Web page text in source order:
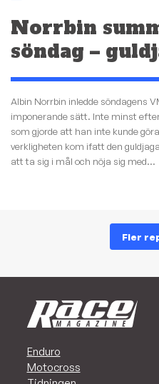
Norrbin
söndag –
Albin Norrbin inledde söndagens
imponerande sätt. Inte minst
som gjorde att han inte kunde
verkligheten kom ifatt den
att ta sig i mål och nöja sig med...
Fler
Enduro
Motocross